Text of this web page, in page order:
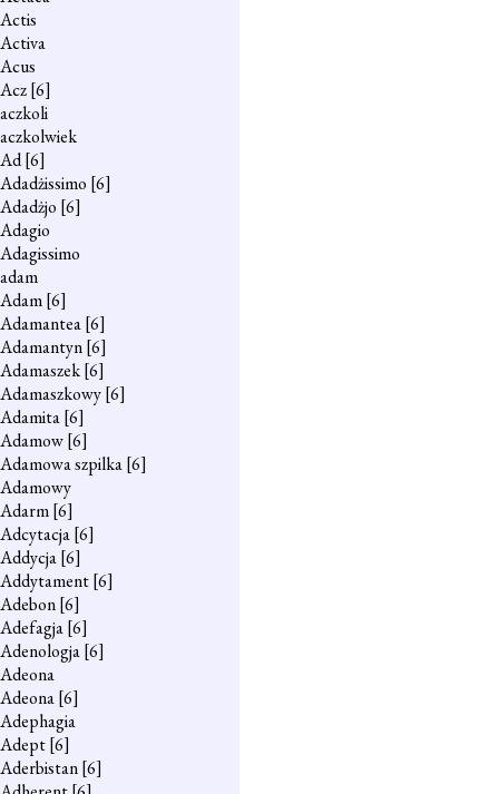
Actis
Activa
Acus
Acz[6]
aczkoli
aczkolwiek
Ad[6]
Adadżissimo [6]
Adadżjo [6]
Adagio
Adagissimo
adam
Adam[6]
Adamantea[6]
Adamantyn[6]
Adamaszek[6]
Adamaszkowy[6]
Adamita[6]
Adamow[6]
Adamowa szpilka[6]
Adamowy
Adarm[6]
Adcytacja[6]
Addycja[6]
Addytament[6]
Adebon[6]
Adefagja[6]
Adenologja[6]
Adeona
Adeona[6]
Adephagia
Adept[6]
Aderbistan[6]